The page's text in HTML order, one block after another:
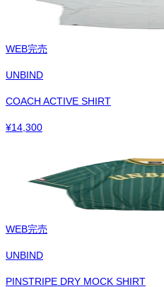
WEB完売
UNBIND
COACH ACTIVE SHIRT
¥14,300
WEB完売
UNBIND
PINSTRIPE DRY MOCK SHIRT